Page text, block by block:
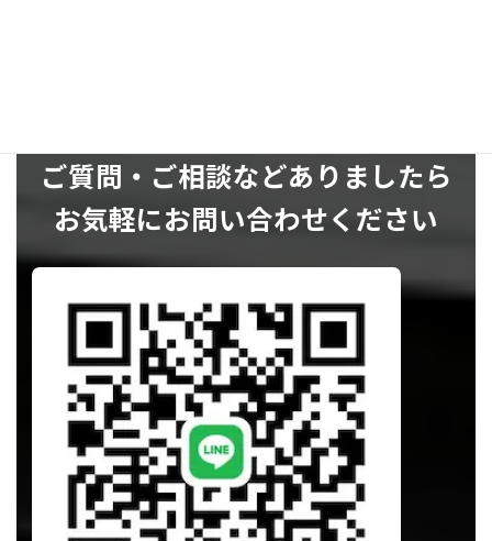
ご質問・ご相談などありましたら
お気軽にお問い合わせください